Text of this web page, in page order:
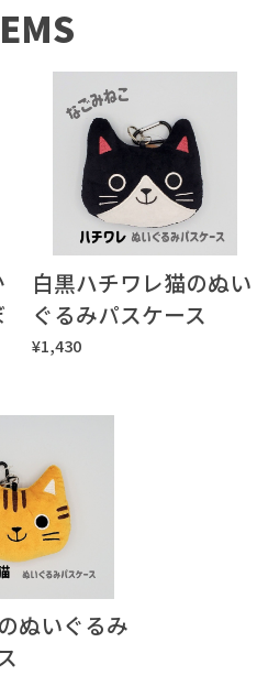
白黒ハチワレ猫のぬい
ぐるみパスケース
¥1,430
ぬいぐるみ